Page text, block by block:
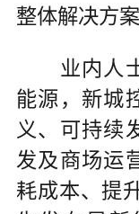
整体解决方案
业内人士
能源，新城
义、可持续
发及商场运
耗成本、提